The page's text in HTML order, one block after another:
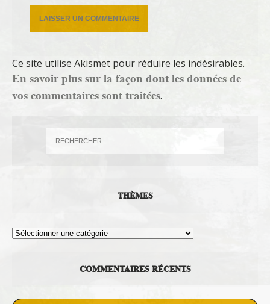
Ce site utilise Akismet pour réduire les indésirables.
En savoir plus sur la façon dont les données de
vos commentaires sont traitées.
THÈMES
Thèmes
COMMENTAIRES RÉCENTS